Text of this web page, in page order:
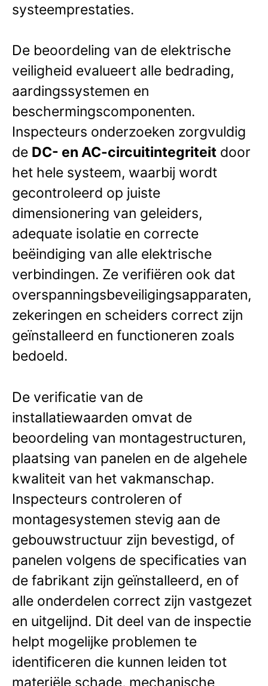
systeemprestaties.
De beoordeling van de elektrische
veiligheid evalueert alle bedrading,
aardingssystemen en
beschermingscomponenten.
Inspecteurs onderzoeken zorgvuldig
de DC- en AC-circuitintegriteit door
het hele systeem, waarbij wordt
gecontroleerd op juiste
dimensionering van geleiders,
adequate isolatie en correcte
beëindiging van alle elektrische
verbindingen. Ze verifiëren ook dat
overspanningsbeveiligingsapparaten,
zekeringen en scheiders correct zijn
geïnstalleerd en functioneren zoals
bedoeld.
De verificatie van de
installatiewaarden omvat de
beoordeling van montagestructuren,
plaatsing van panelen en de algehele
kwaliteit van het vakmanschap.
Inspecteurs controleren of
montagesystemen stevig aan de
gebouwstructuur zijn bevestigd, of
panelen volgens de specificaties van
de fabrikant zijn geïnstalleerd, en of
alle onderdelen correct zijn vastgezet
en uitgelijnd. Dit deel van de inspectie
helpt mogelijke problemen te
identificeren die kunnen leiden tot
materiële schade, mechanische